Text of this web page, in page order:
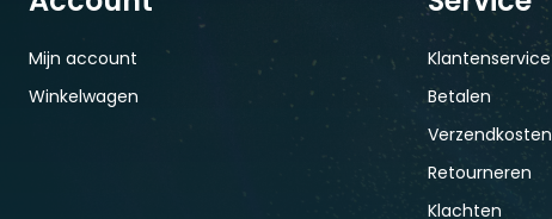
Mijn account
Winkelwagen
Klantenservice
Betalen
Retourneren
Klachten